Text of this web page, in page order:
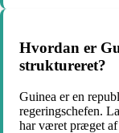
Hvordan er
struktureret?
Guinea er en
regeringschefen.
har været præget